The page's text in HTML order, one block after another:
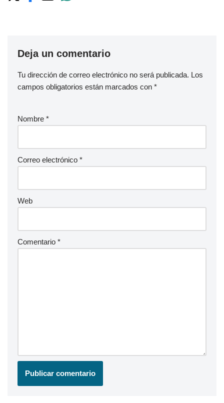
Deja un comentario
Tu dirección de correo electrónico no será publicada. Los
campos obligatorios están marcados con *
Nombre *
Correo electrónico *
Web
Comentario *